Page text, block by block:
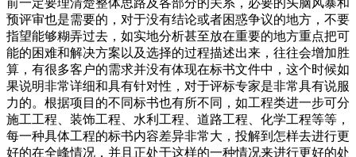
前一定要理清楚整体思路及各部分的关系，必要的头脑风暴和
预评审也是需要的，对于没有结论或者困惑争议的地方，不要
指望能够糊弄过去，如实地分析甚至放在重要的地方重点把可
能的困难和解决方案以及选择的过程描述出来，往往会增加胜
算，有很多客户的需求并没有体现在标书文件中，这个时候如
果说明非常详细和具有针对性，对于评标专家是非常具有说服
力的。根据项目的不同标书也有所不同，如工程类进一步可分
施工工程、装饰工程、水利工程、道路工程、化学工程等等，
每一种具体工程的标书内容差异非常大，投解到怎样去进行更
好的在全峰情况，并且正处于这样的一种情况来进行更好的处